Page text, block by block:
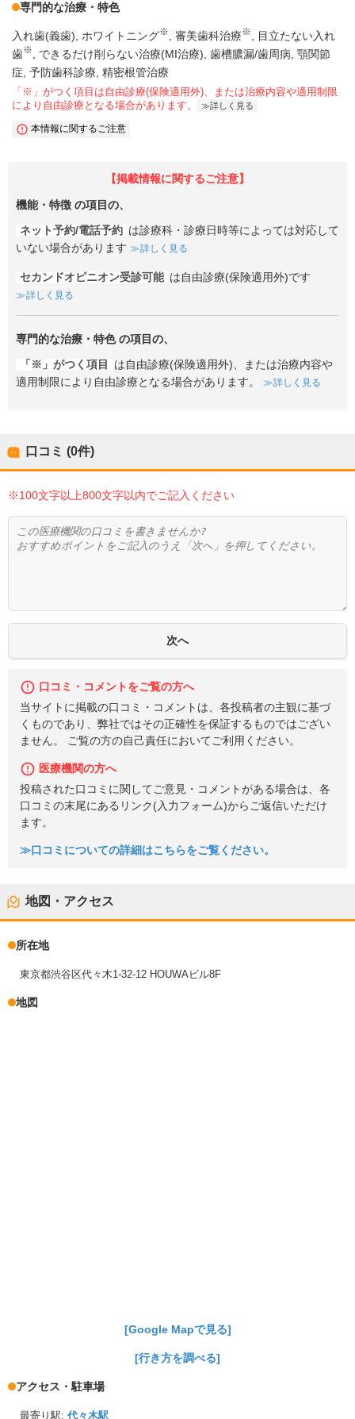
専門的な治療・特色
入れ歯(義歯) ホワイトニング※ 審美歯科治療※
目立たない入れ
歯※ できるだけ削らない治療(MI治療) 歯槽膿漏/歯周病 顎関節
症 予防歯科診療 精密根管治療
「※」がつく項目は自由診療(保険適用外)、または治療内容や適用制限
により自由診療となる場合があります。
詳しく見る
本情報に関するご注意
【掲載情報に関するご注意】
機能・特徴 の項目の、
ネット予約/電話予約 は診療科・診療日時等によっては対応して
いない場合があります
詳しく見る
セカンドオピニオン受診可能 は自由診療(保険適用外)です
詳しく見る
専門的な治療・特色の項目の、
「※」がつく項目
は自由診療(保険適用外)、または治療内容や
適用制限により自由診療となる場合があります。
詳しく見る
口コミ (0件)
※100文字以上800文字以内でご記入ください
口コミ・コメントをご覧の方へ
当サイトに掲載の口コミ・コメントは、各投稿者の主観に基づ
くものであり、弊社ではその正確性を保証するものではござい
ません。 ご覧の方の自己責任においてご利用ください。
医療機関の方へ
投稿された口コミに関してご意見・コメントがある場合は、各
口コミの末尾にあるリンク(入力フォーム)からご返信いただけ
ます。
≫口コミについての詳細はこちらをご覧ください。
地図・アクセス
所在地
東京都渋谷区代々木1-32-12 HOUWAビル8F
地図
[Google Mapで見る]
[行き方を調べる]
アクセス・駐車場
最寄り駅: 代々木駅